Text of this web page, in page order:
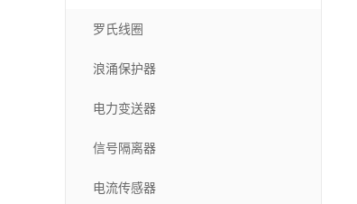
罗氏线圈
浪涌保护器
电力变送器
信号隔离器
电流传感器